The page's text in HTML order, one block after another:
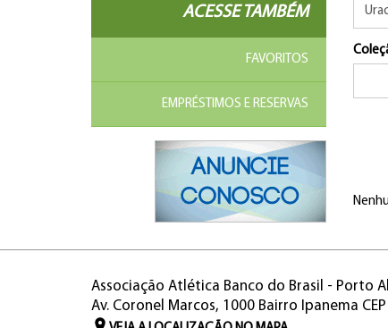
ACESSE TAMBÉM
FAVORITOS
EMPRÉSTIMOS E RESERVAS
Associação Atlética Banco do Brasil - Porto
Av. Coronel Marcos, 1000 Bairro Ipanema